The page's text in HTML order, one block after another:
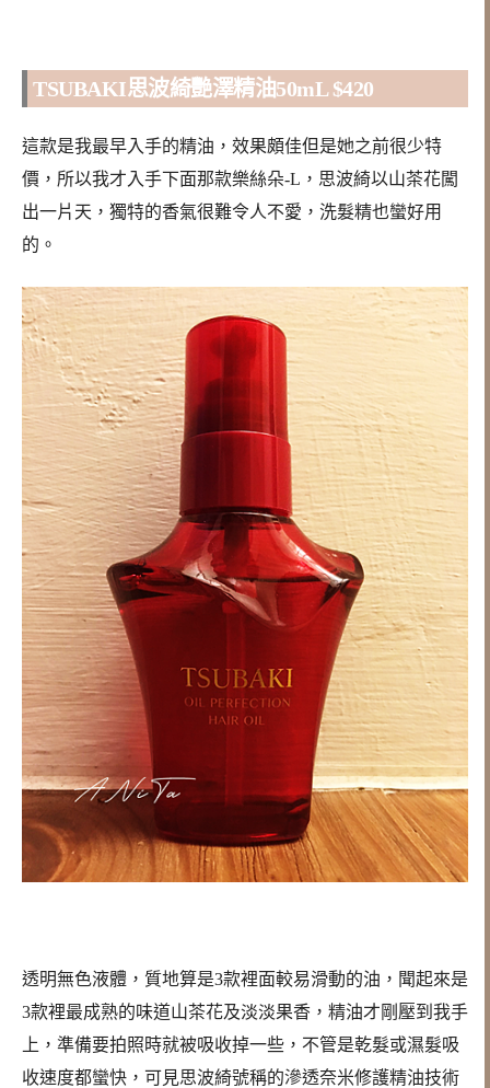
TSUBAKI思波綺艷澤精油50mL $420
這款是我最早入手的精油，效果頗佳但是她之前很少特
價，所以我才入手下面那款樂絲朵-L，思波綺以山茶花闖
出一片天，獨特的香氣很難令人不愛，洗髮精也蠻好用
的。
透明無色液體，質地算是3款裡面較易滑動的油，聞起來是
3款裡最成熟的味道山茶花及淡淡果香，精油才剛壓到我手
上，準備要拍照時就被吸收掉一些，不管是乾髮或濕髮吸
收速度都蠻快，可見思波綺號稱的滲透奈米修護精油技術